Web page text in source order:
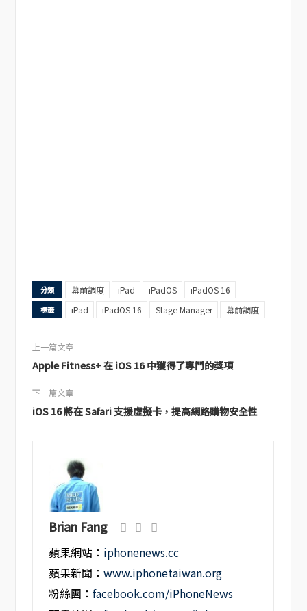
分類 幕前調度 iPad iPadOS iPadOS 16
標籤 iPad iPadOS 16 Stage Manager 幕前調度
上一篇文章
Apple Fitness+ 在 iOS 16 中獲得了專門的獎項
下一篇文章
iOS 16 將在 Safari 支援虛擬卡，提高網路購物安全性
Brian Fang
蘋果網站： iphonenews.cc
蘋果新聞：www.iphonetaiwan.org
粉絲團：facebook.com/iPhoneNews